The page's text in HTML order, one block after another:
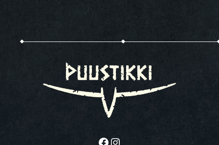
Facebook Instagram